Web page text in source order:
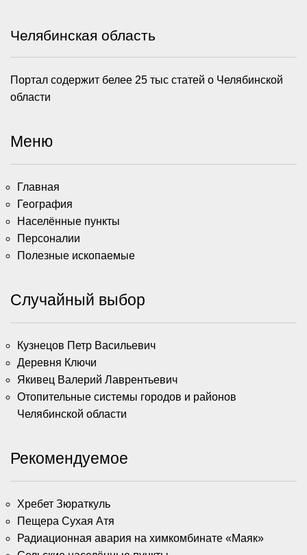
Челябинская область
Портал содержит белее 25 тыс статей о Челябинской
области
Меню
Главная
География
Населённые пункты
Персоналии
Полезные ископаемые
Случайный выбор
Кузнецов Петр Васильевич
Деревня Ключи
Якивец Валерий Лаврентьевич
Отопительные системы городов и районов
Челябинской области
Рекомендуемое
Хребет Зюраткуль
Пещера Сухая Атя
Радиационная авария на химкомбинате «Маяк»